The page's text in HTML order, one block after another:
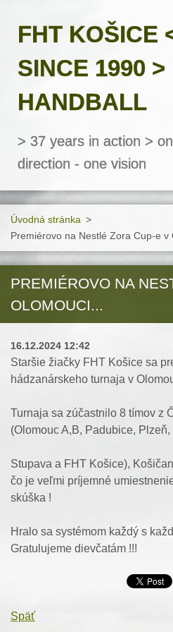
FHT KOŠICE
SINCE 1990 >
HANDBALL
> 37 years in action >
direction - one vision
Úvodná stránka >
Premiérovo na Nestlé Zora Cup-e v
PREMIÉROVO NA
OLOMOUCI...
16.12.2024 12:42
Staršie žiačky FHT Košice sa
hádzanárskeho turnaja v
Turnaja sa zúčastnilo 8 tímov z
(Olomouc A,B, Padubice,
Stupava a FHT Košice),
čo je veľmi príjemné
skúška !
Hralo sa systémom každý s
Gratulujeme dievčatám !!!
Späť